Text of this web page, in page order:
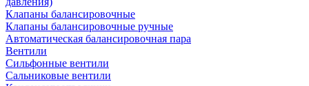
Клапаны балансировочные
Клапаны балансировочные ручные
Автоматическая балансировочная пара
Вентили
Сильфонные вентили
Сальниковые вентили